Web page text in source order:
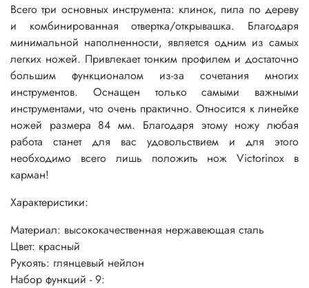
Всего три основных инструмента: клинок, пила по дереву
и комбинированная отвертка/открывашка. Благодаря
минимальной наполненности, является одним из самых
легких ножей. Привлекает тонким профилем и достаточно
большим функционалом из-за сочетания многих
инструментов. Оснащен только самыми важными
инструментами, что очень практично. Относится к линейке
ножей размера 84 мм. Благодаря этому ножу любая
работа станет для вас удовольствием и для этого
необходимо всего лишь положить нож Victorinox в
карман!
Характеристики:
Материал: высококачественная нержавеющая сталь
Цвет: красный
Рукоять: глянцевый нейлон
Набор функций - 9: